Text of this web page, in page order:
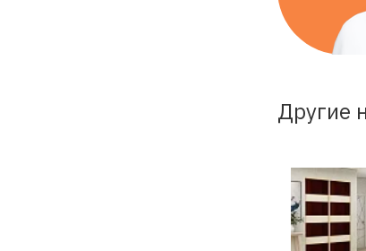
Другие